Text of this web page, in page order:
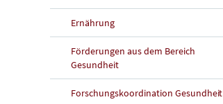
Ernährung
Förderungen aus dem Bereich
Gesundheit
Forschungskoordination Gesundheit